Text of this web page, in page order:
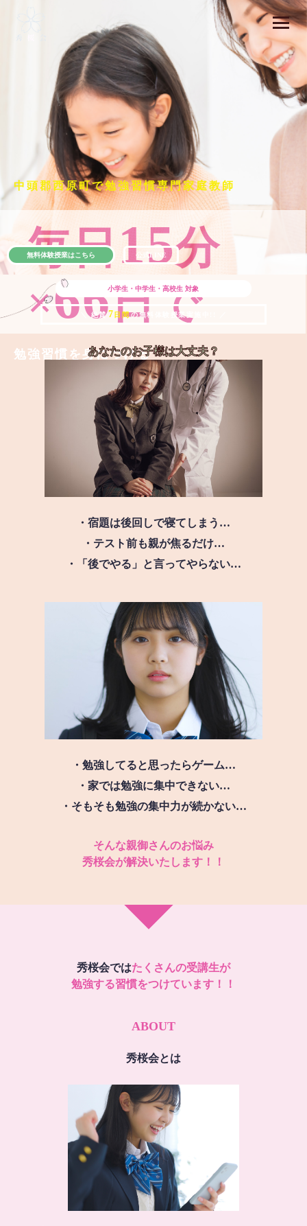
中頭郡西原町で勉強習慣専門家庭教師
毎日15分
×66日で
勉強習慣を身につける
小学生・中学生・高校生 対象
＼ 絶賛 7 日間の無料体験授業実施中!! ／
無料体験授業はこちら 公式LINE
あなたのお子様は大丈夫？
・宿題は後回しで寝てしまう…
・テスト前も親が焦るだけ…
・「後でやる」と言ってやらない…
・勉強してると思ったらゲーム…
・家では勉強に集中できない…
・そもそも勉強の集中力が続かない…
そんな親御さんのお悩み
秀桜会が解決いたします！！
秀桜会ではたくさんの受講生が
勉強する習慣をつけています！！
ABOUT
秀桜会とは